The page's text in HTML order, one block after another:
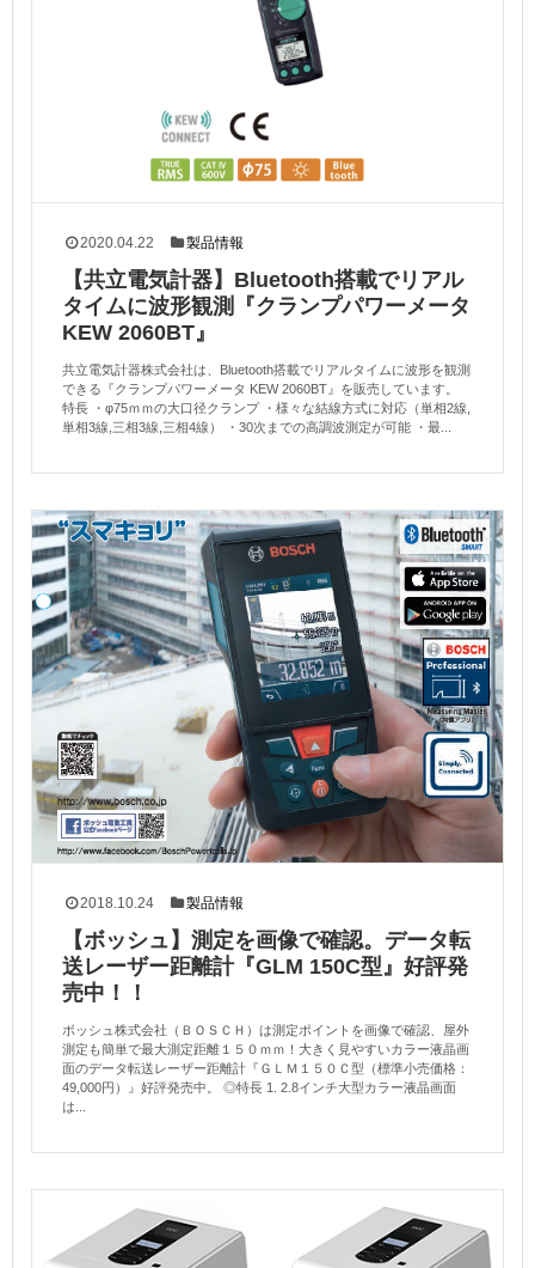
2020.04.22 製品情報
【共立電気計器】Bluetooth搭載でリアル
タイムに波形観測『クランプパワーメータ
KEW 2060BT』
共立電気計器株式会社は、Bluetooth搭載でリアルタイムに波形を観測
できる『クランプパワーメータ KEW 2060BT』を販売しています。
特長 ・φ75ｍｍの大口径クランプ ・様々な結線方式に対応（単相2線,
単相3線,三相3線,三相4線） ・30次までの高調波測定が可能 ・最...
2018.10.24 製品情報
【ボッシュ】測定を画像で確認。データ転
送レーザー距離計『GLM 150C型』好評発
売中！！
ボッシュ株式会社（ＢＯＳＣＨ）は測定ポイントを画像で確認、屋外
測定も簡単で最大測定距離１５０ｍｍ！大きく見やすいカラー液晶画
面のデータ転送レーザー距離計『ＧＬＭ１５０Ｃ型（標準小売価格：
49,000円）』好評発売中。 ◎特長 1. 2.8インチ大型カラー液晶画面
は...